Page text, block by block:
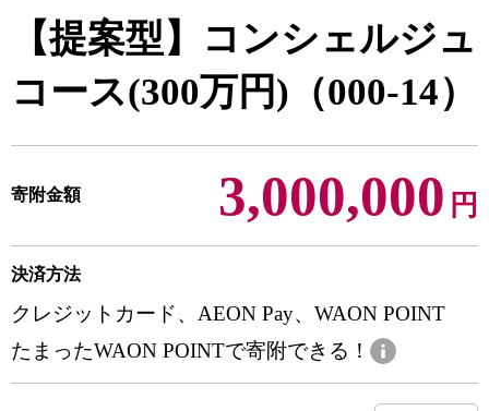
【提案型】コンシェルジュ
コース(300万円)（000-14）
寄附金額 3,000,000 円
決済方法
クレジットカード、AEON Pay、WAON POINT
たまったWAON POINTで寄附できる！